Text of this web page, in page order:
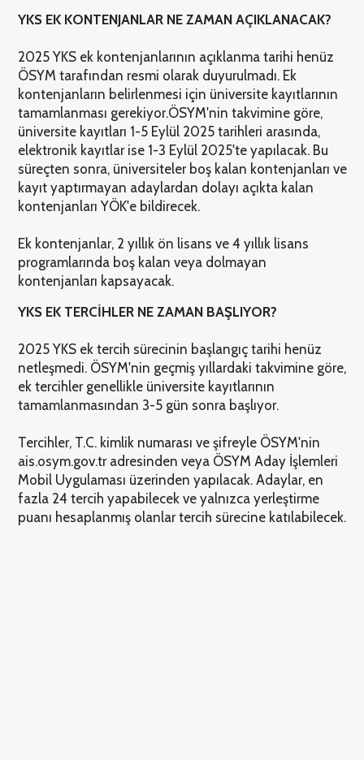
YKS EK KONTENJANLAR NE ZAMAN AÇIKLANACAK?
2025 YKS ek kontenjanlarının açıklanma tarihi henüz
ÖSYM tarafından resmi olarak duyurulmadı. Ek
kontenjanların belirlenmesi için üniversite kayıtlarının
tamamlanması gerekiyor.ÖSYM'nin takvimine göre,
üniversite kayıtları 1-5 Eylül 2025 tarihleri arasında,
elektronik kayıtlar ise 1-3 Eylül 2025'te yapılacak. Bu
süreçten sonra, üniversiteler boş kalan kontenjanları ve
kayıt yaptırmayan adaylardan dolayı açıkta kalan
kontenjanları YÖK'e bildirecek.
Ek kontenjanlar, 2 yıllık ön lisans ve 4 yıllık lisans
programlarında boş kalan veya dolmayan
kontenjanları kapsayacak.
YKS EK TERCİHLER NE ZAMAN BAŞLIYOR?
2025 YKS ek tercih sürecinin başlangıç tarihi henüz
netleşmedi. ÖSYM'nin geçmiş yıllardaki takvimine göre,
ek tercihler genellikle üniversite kayıtlarının
tamamlanmasından 3-5 gün sonra başlıyor.
Tercihler, T.C. kimlik numarası ve şifreyle ÖSYM'nin
ais.osym.gov.tr adresinden veya ÖSYM Aday İşlemleri
Mobil Uygulaması üzerinden yapılacak. Adaylar, en
fazla 24 tercih yapabilecek ve yalnızca yerleştirme
puanı hesaplanmış olanlar tercih sürecine katılabilecek.